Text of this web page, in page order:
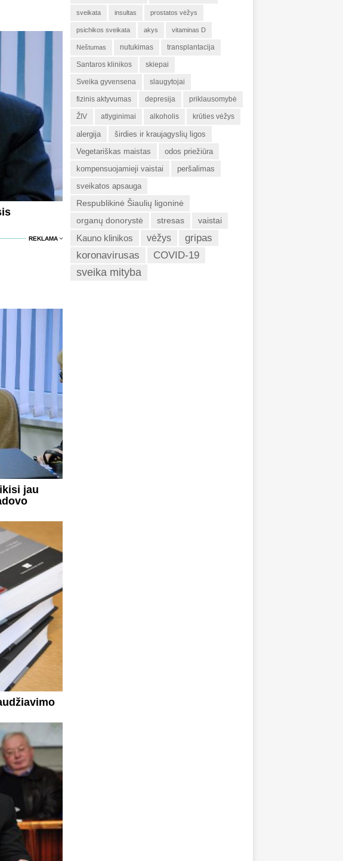
REKLAMA
jau
sveikata insultas prostatos vėžys
psichikos sveikata akys vitaminas D
Nėštumas nutukimas transplantacija
Santaros klinikos skiepai
Sveika gyvensena slaugytojai
fizinis aktyvumas depresija priklausomybė
ŽIV atlyginimai alkoholis krūties vėžys
alergija
širdies ir kraujagyslių ligos
Vegetariškas maistas
odos priežiūra
kompensuojamieji vaistai
peršalimas
sveikatos apsauga
Respublikinė Šiaulių ligoninė
organų donorystė
stresas vaistai
Kauno klinikos vėžys
gripas
koronavirusas
COVID-19
sveika mityba